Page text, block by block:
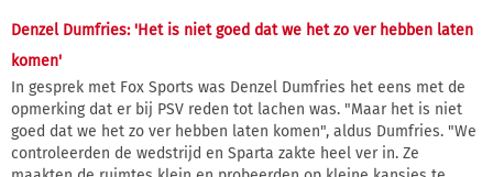
Denzel Dumfries: 'Het is niet goed dat we het zo ver hebben laten
komen'
In gesprek met Fox Sports was Denzel Dumfries het eens met de
opmerking dat er bij PSV reden tot lachen was. "Maar het is niet
goed dat we het zo ver hebben laten komen", aldus Dumfries. "We
controleerden de wedstrijd en Sparta zakte heel ver in. Ze